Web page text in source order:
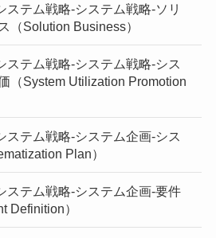
ステム戦略-システム戦略-ソリ
（Solution Business）
ステム戦略-システム戦略-シス
（System Utilization Promotion
ステム戦略-システム企画-シス
Plan）
ステム戦略-システム企画-要件
Definition）